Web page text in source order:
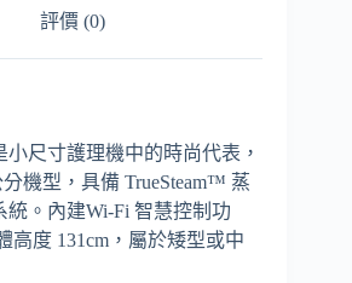
評價 (0)
小尺寸護理機中的時尚代表，
機型，具備 TrueSteam™ 蒸
統。內建Wi-Fi 智慧控制功
高度 131cm，屬於矮型或中